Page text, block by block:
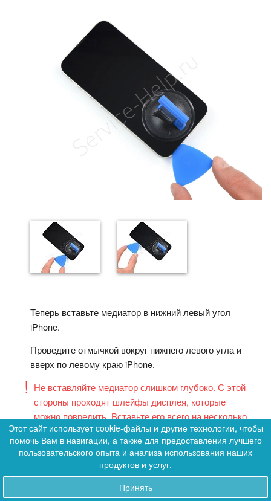
0
0
Теперь вставьте медиатор в нижний левый угол
iPhone.
Проведите отмычкой вокруг нижнего левого угла и
вверх по левому краю iPhone.
Не вставляйте медиатор слишком глубоко. С этой
стороны проходят шлейфы дисплея, которые
можно повредить. Вставьте его всего на несколько
миллиметров или примерно на ширину лицевой
панели дисплея.
Этот сайт использует cookie-файлы и другие технологии, чтобы
помочь Вам в навигации, а также для предоставления лучшего
пользовательского опыта и анализа использования наших
продуктов и услуг.
Принять